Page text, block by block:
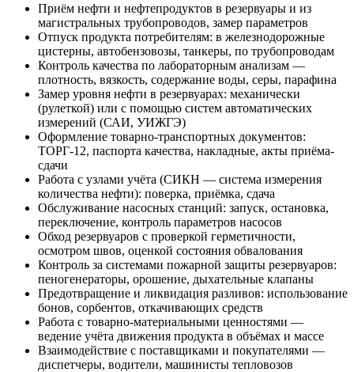
Приём нефти и нефтепродуктов в резервуары и из
магистральных трубопроводов, замер параметров
Отпуск продукта потребителям: в железнодорожные
цистерны, автобензовозы, танкеры, по трубопроводам
Контроль качества по лабораторным анализам —
плотность, вязкость, содержание воды, серы, парафина
Замер уровня нефти в резервуарах: механически
(рулеткой) или с помощью систем автоматических
измерений (САИ, УИЖГЭ)
Оформление товарно-транспортных документов:
ТОРГ-12, паспорта качества, накладные, акты приёма-
сдачи
Работа с узлами учёта (СИКН — система измерения
количества нефти): поверка, приёмка, сдача
Обслуживание насосных станций: запуск, остановка,
переключение, контроль параметров насосов
Обход резервуаров с проверкой герметичности,
осмотром швов, оценкой состояния обвалования
Контроль за системами пожарной защиты резервуаров:
пеногенераторы, орошение, дыхательные клапаны
Предотвращение и ликвидация разливов: использование
бонов, сорбентов, откачивающих средств
Работа с товарно-материальными ценностями —
ведение учёта движения продукта в объёмах и массе
Взаимодействие с поставщиками и покупателями —
диспетчеры, водители, машинисты тепловозов